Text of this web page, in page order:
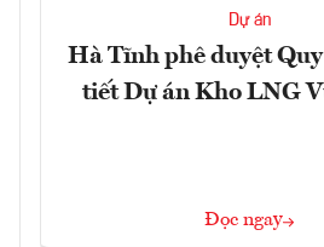
Dự án
Hà Tĩnh phê duyệt
tiết Dự án Kho LNG
Đọc ngay